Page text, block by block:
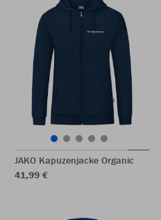
JAKO Kapuzenjacke Organic
41,99 €